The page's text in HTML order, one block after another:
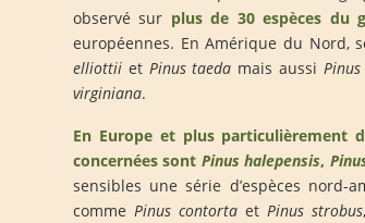
observé sur plus de 30 espèces du
européennes. En Amérique du Nord,
elliottii etPinus taeda mais aussi
virginiana.
En Europe et plus particulièrement
concernées sont Pinus halepensis,
sensibles une série d’espèces nord-
comme Pinus contorta et Pinus strobus